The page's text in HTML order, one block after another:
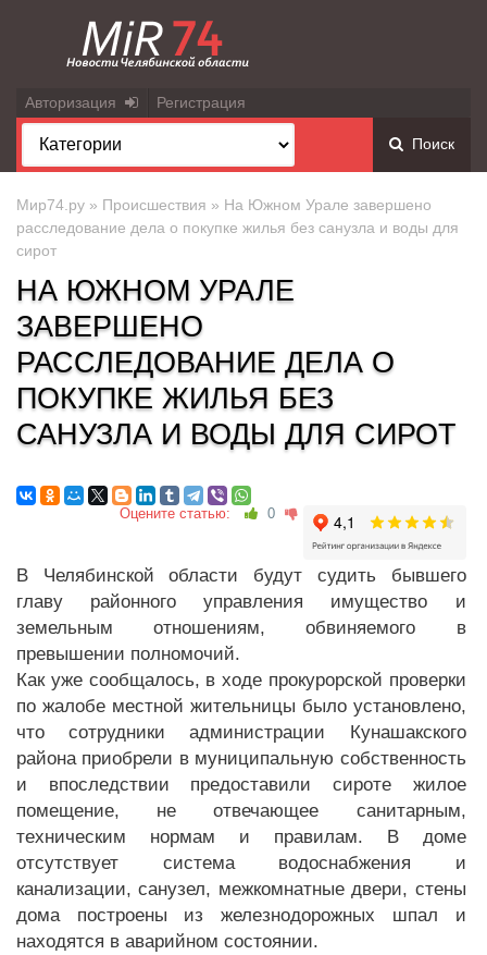
Авторизация Регистрация
Поиск
Мир74.ру » Происшествия » На Южном Урале завершено
расследование дела о покупке жилья без санузла и воды для
сирот
НА ЮЖНОМ УРАЛЕ
ЗАВЕРШЕНО
РАССЛЕДОВАНИЕ ДЕЛА О
ПОКУПКЕ ЖИЛЬЯ БЕЗ
САНУЗЛА И ВОДЫ ДЛЯ СИРОТ
Оцените статью: 0
В Челябинской области будут судить бывшего
главу районного управления имущество и
земельным отношениям, обвиняемого в
превышении полномочий.
Как уже сообщалось, в ходе прокурорской проверки
по жалобе местной жительницы было установлено,
что сотрудники администрации Кунашакского
района приобрели в муниципальную собственность
и впоследствии предоставили сироте жилое
помещение, не отвечающее санитарным,
техническим нормам и правилам. В доме
отсутствует система водоснабжения и
канализации, санузел, межкомнатные двери, стены
дома построены из железнодорожных шпал и
находятся в аварийном состоянии.